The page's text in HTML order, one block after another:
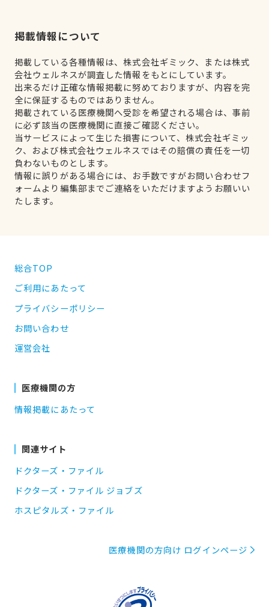
掲載情報について
掲載している各種情報は、株式会社ギミック、または株式
会社ウェルネスが調査した情報をもとにしています。
出来るだけ正確な情報掲載に努めておりますが、内容を完
全に保証するものではありません。
掲載されている医療機関へ受診を希望される場合は、事前
に必ず該当の医療機関に直接ご確認ください。
当サービスによって生じた損害について、株式会社ギミッ
ク、および株式会社ウェルネスではその賠償の責任を一切
負わないものとします。
情報に誤りがある場合には、お手数ですがお問い合わせフ
ォームより編集部までご連絡をいただけますようお願いい
たします。
総合TOP
ご利用にあたって
プライバシーポリシー
お問い合わせ
運営会社
医療機関の方
情報掲載にあたって
関連サイト
ドクターズ・ファイル
ドクターズ・ファイル ジョブズ
ホスピタルズ・ファイル
医療機関の方向け ログインページ